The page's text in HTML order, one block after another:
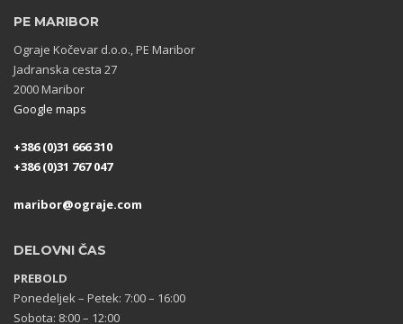
PE MARIBOR
Ograje Kočevar d.o.o., PE Maribor
Jadranska cesta 27
2000 Maribor
Google maps
+386 (0)31 666 310
+386 (0)31 767 047
maribor@ograje.com
DELOVNI ČAS
PREBOLD
Ponedeljek – Petek: 7:00 – 16:00
Sobota: 8:00 – 12:00